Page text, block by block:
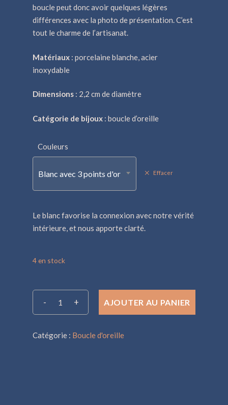
boucle peut donc avoir quelques légères
différences avec la photo de présentation. C’est
tout le charme de l’artisanat.
Matériaux : porcelaine blanche, acier
inoxydable
Dimensions : 2,2 cm de diamètre
Catégorie de bijoux : boucle d’oreille
Couleurs
Blanc avec 3 points d'or Effacer
Le blanc favorise la connexion avec notre vérité
intérieure, et nous apporte clarté.
4 en stock
AJOUTER AU PANIER
Catégorie : Boucle d'oreille